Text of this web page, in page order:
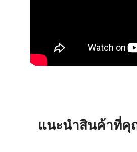
แนะนำสินค้าที่คุ